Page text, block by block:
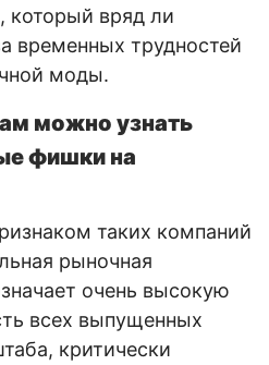
который вряд ли
временных трудностей
моды.
можно узнать
фишки на
таких компаний
рыночная
очень высокую
всех выпущенных
критически